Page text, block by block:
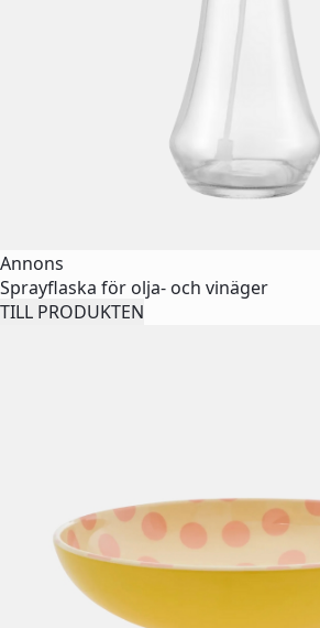
Annons
Sprayflaska för olja- och vinäger
TILL PRODUKTEN